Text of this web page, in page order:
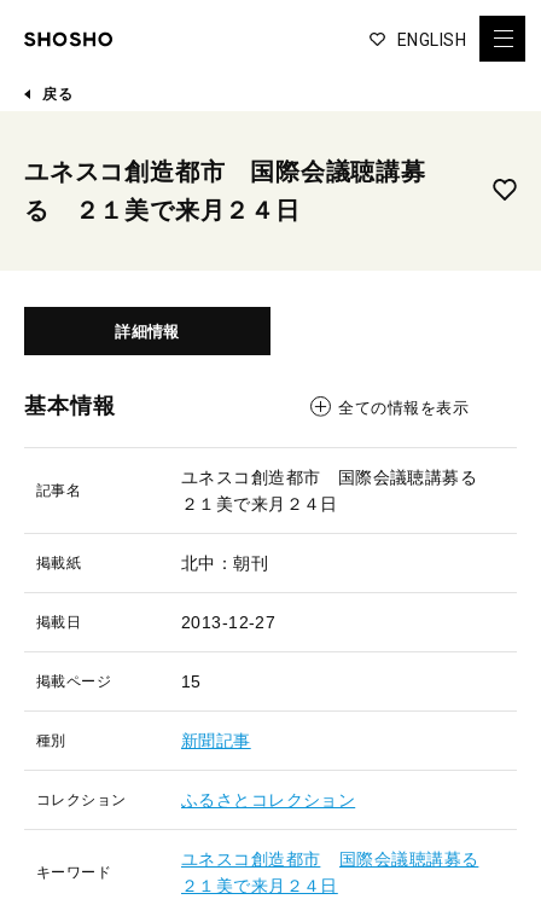
ENGLISH
戻る
ユネスコ創造都市 国際会議聴講募
る ２１美で来月２４日
詳細情報
基本情報 全ての情報を表示
記事名
ユネスコ創造都市 国際会議聴講募る
２１美で来月２４日
掲載紙 北中：朝刊
掲載日 2013-12-27
掲載ページ 15
種別 新聞記事
コレクション ふるさとコレクション
キーワード
ユネスコ創造都市
国際会議聴講募る
２１美で来月２４日